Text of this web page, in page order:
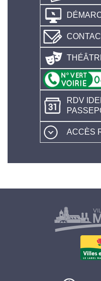
RDV
ACCÈS